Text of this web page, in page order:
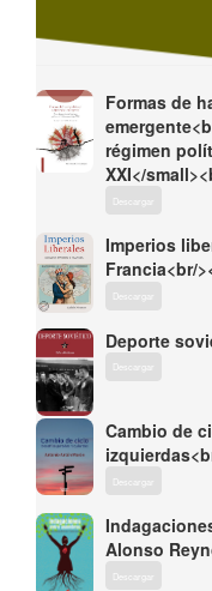
Formas de
régimen
XXI</
Descargar
Imperios
Francia<br/
Descargar
Deporte
Descargar
Cambio de
Descargar
Alonso
Descargar